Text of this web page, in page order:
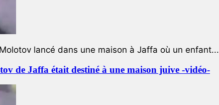
lancé dans une maison à Jaffa où un enfant...
de Jaffa était destiné à une maison juive -vidéo-